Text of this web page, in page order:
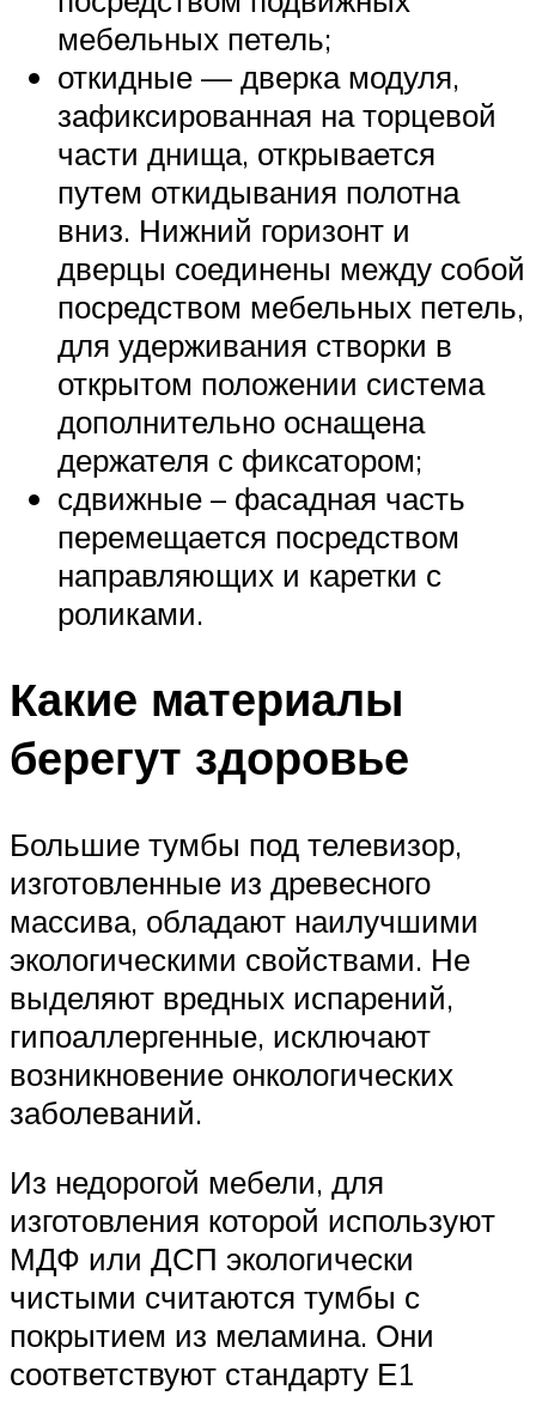
мебельных петель;
откидные — дверка модуля,
зафиксированная на торцевой
части днища, открывается
путем откидывания полотна
вниз. Нижний горизонт и
дверцы соединены между собой
посредством мебельных петель,
для удерживания створки в
открытом положении система
дополнительно оснащена
держателя с фиксатором;
сдвижные – фасадная часть
перемещается посредством
направляющих и каретки с
роликами.
Какие материалы
берегут здоровье
Большие тумбы под телевизор,
изготовленные из древесного
массива, обладают наилучшими
экологическими свойствами. Не
выделяют вредных испарений,
гипоаллергенные, исключают
возникновение онкологических
заболеваний.
Из недорогой мебели, для
изготовления которой используют
МДФ или ДСП экологически
чистыми считаются тумбы с
покрытием из меламина. Они
соответствуют стандарту Е1